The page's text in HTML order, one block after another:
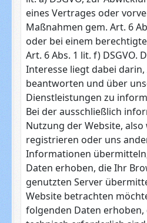
eines Vertrages oder
Maßnahmen gem. Art. 6
oder bei einem
Art. 6 Abs. 1 lit. f) DSGVO.
Interesse liegt dabei
beantworten und über
Dienstleistungen zu
Bei der ausschließlich
Nutzung der Website,
registrieren oder uns
Informationen
Daten erhoben, die Ihr
genutzten Server
Website betrachten
folgenden Daten erhoben,